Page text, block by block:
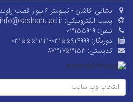
نشانی: کاشان - کیلومتر ۶ بلوار قطب راوندی
پست الکترونیکی: info@kashanu.ac.ir
تلفن: ۰۳۱۵۵۹۱۹
دورنگار: ۰۳۱۵۵۵۱۱۱۲۱-۰۳۱۵۵۹۱۴۹۹۹
کدپستی: ۸۷۳۱۷۵۳۱۵۳
انتخاب وب سایت